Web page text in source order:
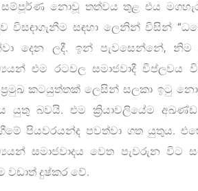
නොවූ තත්වය තුළ එය මගහැර
විසඳාගැනීම සඳහා ලෙනින් විසින්
දෙන ලදී. ඉන් පැවසෙන්නේ,
එම රටවල සමාජවාදී
කටයුත්තක් ලෙසින් සලකා ඉටු
යුතු බවයි. එම ක්‍රියාවලියේම
පියවරයන්ද පවත්වා ගත යුතුය.
සමාජවාදය වෙත පැවරුන විට
දුෂ්කර වේ.